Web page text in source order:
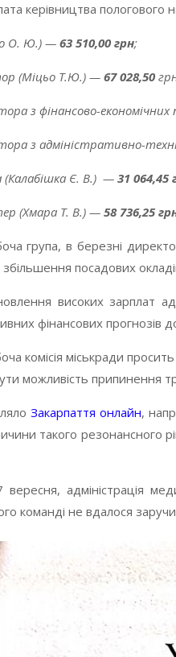
керівництва пологового
О. Ю.) —63 510,00 грн;
(Міцьо Т.Ю.) — 67 028,50
з фінансово-
з адміністративно-
(Калабішка Є. В.) — 31 064,45
(Хмара Т. В.) — 58 736,25
група, в березні
посадових
високих зарплат
фінансових прогнозів
комісія міськради
можливість припинення
Закарпаття онлайн,
такого резонансного
адміністрація
команді не вдалося